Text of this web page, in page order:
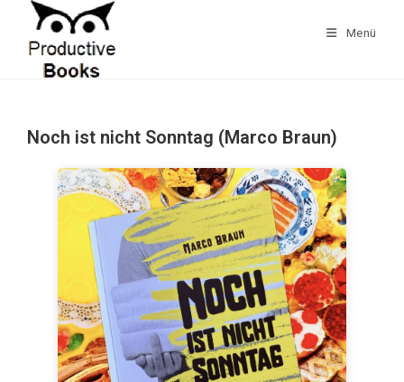
springen
Menü
Noch ist nicht Sonntag (Marco Braun)